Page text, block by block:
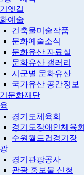
옛길
예술
건축물미술작품
문화예술소식
문화유산 자료실
문화유산 갤러리
시군별 문화유산
국가유산 공간정보
문화재단
경기도체육회
경기도장애인체육회
수원월드컵경기장
경기관광공사
관광 홍보물 신청